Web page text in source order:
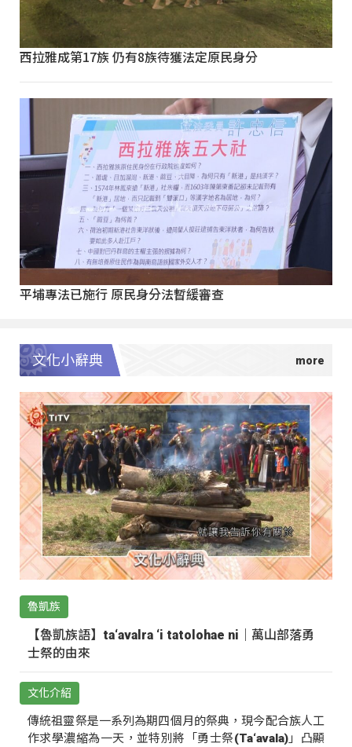
西拉雅成第17族 仍有8族待獲法定原民身分
平埔專法已施行 原民身分法暫緩審查
文化小辭典
魯凱族
【魯凱族語】ta‘avalra ‘i tatolohae ni｜萬山部落勇
士祭的由來
文化介紹
傳統祖靈祭是一系列為期四個月的祭典，現今配合族人工
作求學濃縮為一天，並特別將「勇士祭(Ta‘avala)」凸顯